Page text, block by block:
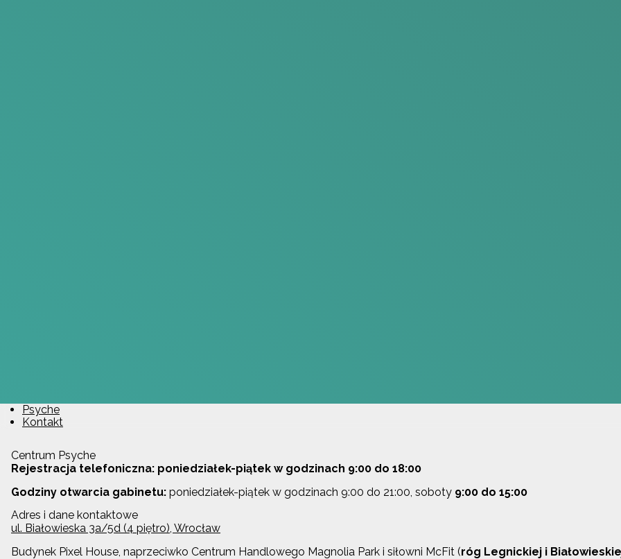
Psyche
Kontakt
Centrum Psyche
Rejestracja telefoniczna: poniedziałek-piątek w godzinach 9:00 do 18:00
Godziny otwarcia gabinetu: poniedziałek-piątek w godzinach 9:00 do 21:00, soboty 9:00 do 15:00
Adres i dane kontaktowe
ul. Białowieska 3a/5d (4 piętro), Wrocław
Budynek Pixel House, naprzeciwko Centrum Handlowego Magnolia Park i siłowni McFit (róg Legnickiej i